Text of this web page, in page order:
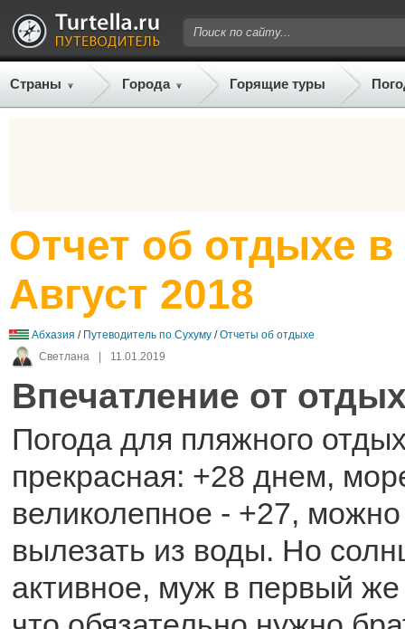
Страны Города Горящие туры
Отчет об отдыхе
Август 2018
Абхазия / Путеводитель по Сухуму /Отчеты об отдыхе
Светлана
| 11.01.2019
Впечатление от
Погода для пляжного
прекрасная: +28 днем,
великолепное - +27,
вылезать из воды. Но
активное, муж в первый же